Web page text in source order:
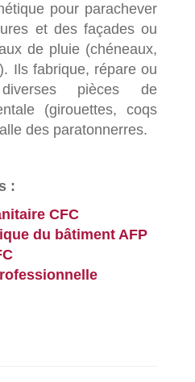
pour parachever
et des façades ou
de pluie (chéneaux,
Ils fabrique, répare ou
pièces de
(girouettes, coqs
des paratonnerres.
:
CFC
du bâtiment AFP